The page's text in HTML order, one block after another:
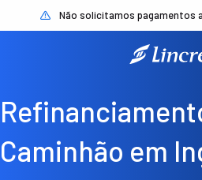
Não solicitamos pagamentos
Caminhão em